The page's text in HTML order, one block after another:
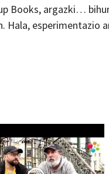
Books, argazki…
Hala, esperimentazio